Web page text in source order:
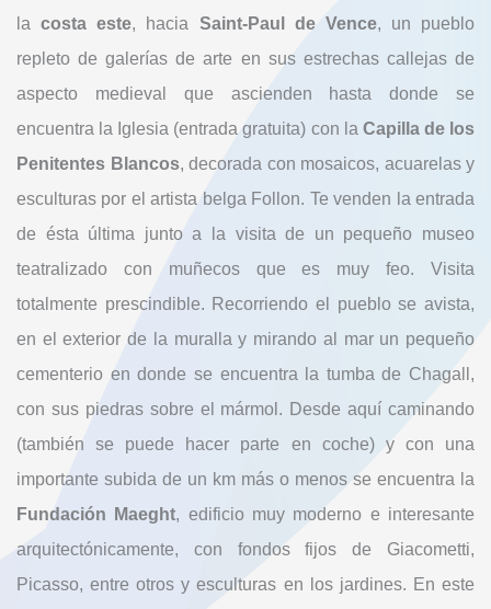
lacosta este, hacia Saint-Paul de Vence, un pueblo
repleto de galerías de arte en sus estrechas callejas de
aspecto medieval que ascienden hasta donde se
encuentra la Iglesia (entrada gratuita) con la Capilla de los
Penitentes Blancos, decorada con mosaicos, acuarelas y
esculturas por el artista belga Follon. Te venden la entrada
de ésta última junto a la visita de un pequeño museo
teatralizado con muñecos que es muy feo. Visita
totalmente prescindible. Recorriendo el pueblo se avista,
en el exterior de la muralla y mirando al mar un pequeño
cementerio en donde se encuentra la tumba de Chagall,
con sus piedras sobre el mármol. Desde aquí caminando
(también se puede hacer parte en coche) y con una
importante subida de un km más o menos se encuentra la
Fundación Maeght, edificio muy moderno e interesante
arquitectónicamente, con fondos fijos de Giacometti,
Picasso, entre otros y esculturas en los jardines. En este